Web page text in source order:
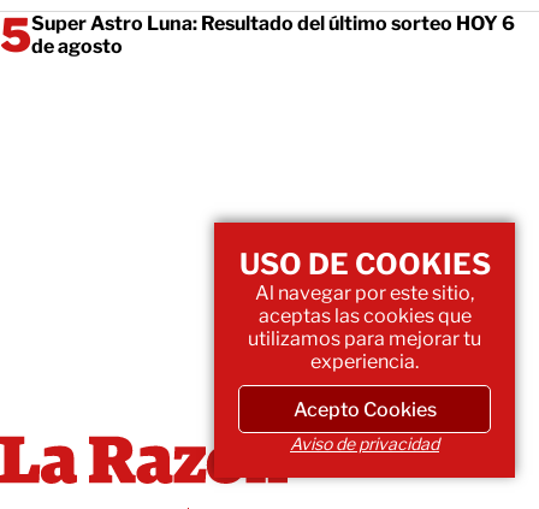
Super Astro Luna: Resultado del último sorteo HOY 6
de agosto
USO DE COOKIES
Al navegar por este sitio,
aceptas las cookies que
utilizamos para mejorar tu
experiencia.
Acepto Cookies
Aviso de privacidad